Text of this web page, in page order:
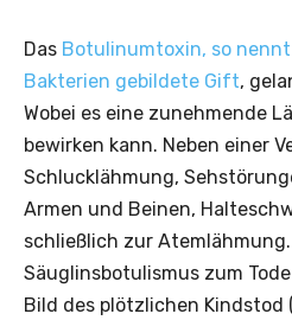
Das Botulinumtoxin, so
Bakterien gebildete Gift,
Wobei es ­eine zunehmende
bewirken kann. Neben einer
Schlucklähmung,
Armen und Beinen,
schließlich zur
Säuglinsbotulismus zum
Bild des plötzlichen Kindstod